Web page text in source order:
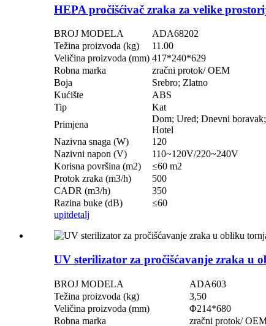
HEPA pročišćivač zraka za velike
BROJ MODELA
ADA68202
Težina proizvoda (kg)
11.00
Veličina proizvoda (mm) 417*240*629
Robna marka
zračni protok/ OEM
Boja
Srebro; Zlatno
Kućište
ABS
Tip
Kat
Primjena
Dom; Ured; Dnevni
Hotel
Nazivna snaga (W)
120
Nazivni napon (V)
110~120V/220~240V
Korisna površina (m2)
≤60 m2
Protok zraka (m3/h)
500
CADR (m3/h)
350
Razina buke (dB)
≤60
upitdetalj
UV sterilizator za pročišćavanje zraka u
BROJ MODELA
ADA603
Težina proizvoda (kg)
3,50
Veličina proizvoda (mm)
Φ214*680
Robna marka
zračni protok/